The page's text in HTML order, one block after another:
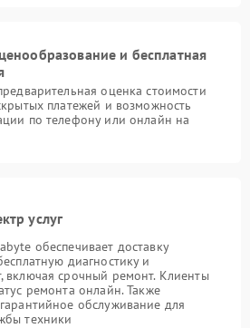
и бесплатная
оценка стоимости
платежей и возможность
по телефону или онлайн на
услуг
обеспечивает доставку
диагностику и
включая срочный ремонт. Клиенты
ремонта онлайн. Также
обслуживание для
техники